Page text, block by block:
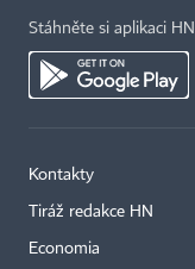
Stáhněte si aplikaci HN
Kontakty
Tiráž redakce HN
Economia